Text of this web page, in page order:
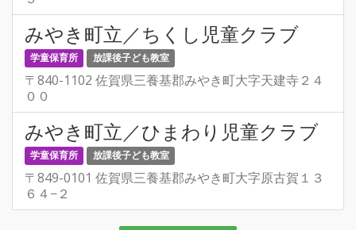
みやき町立／ちくし児童クラブ
学童保育所 放課後子ども教室
〒840-1102 佐賀県三養基郡みやき町大字天建寺２４
００
みやき町立／ひまわり児童クラブ
学童保育所 放課後子ども教室
〒849-0101 佐賀県三養基郡みやき町大字原古賀１３
６４−２